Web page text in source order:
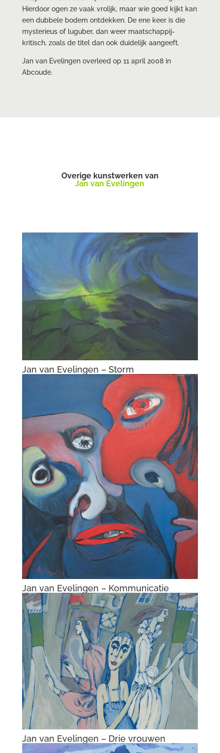
Hierdoor ogen ze vaak vrolijk, maar wie goed kijkt kan
een dubbele bodem ontdekken. De ene keer is die
mysterieus of luguber, dan weer maatschappij-
kritisch, zoals de titel dan ook duidelijk aangeeft.
Jan van Evelingen overleed op 11 april 2008 in
Abcoude.
Overige kunstwerken van
Jan van Evelingen
Jan van Evelingen – Storm
Jan van Evelingen – Kommunicatie
Jan van Evelingen – Drie vrouwen